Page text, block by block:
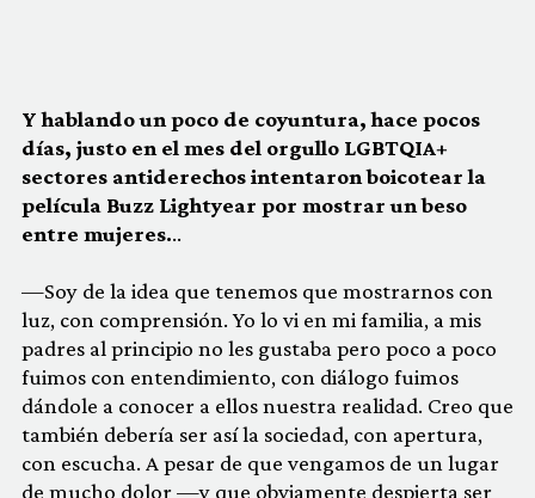
Y hablando un poco de coyuntura, hace pocos
días, justo en el mes del orgullo LGBTQIA+
sectores antiderechos intentaron boicotear la
película Buzz Lightyear por mostrar un beso
entre mujeres...
—Soy de la idea que tenemos que mostrarnos con
luz, con comprensión. Yo lo vi en mi familia, a mis
padres al principio no les gustaba pero poco a poco
fuimos con entendimiento, con diálogo fuimos
dándole a conocer a ellos nuestra realidad. Creo que
también debería ser así la sociedad, con apertura,
con escucha. A pesar de que vengamos de un lugar
de mucho dolor —y que obviamente despierta ser